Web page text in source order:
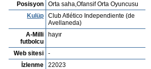
Posisyon
Orta saha,Ofansif Orta Oyuncusu
Kulüp
Club Atlético Independiente (de
Avellaneda)
A-Milli
futbolcu
hayır
Web sitesi
-
İzlenme
22023